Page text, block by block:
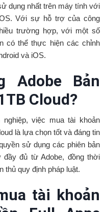
dụng nhất trên máy tính với
Với sự hỗ trợ của công
trường hợp, với một số
có thể thực hiện các chỉnh
và iOS.
Adobe Bản
Cloud?
việc mua tài khoản
là lựa chọn tốt và đáng tin
sử dụng các phiên bản
đủ từ Adobe, đồng thời
thủ quy định pháp luật.
tài khoản